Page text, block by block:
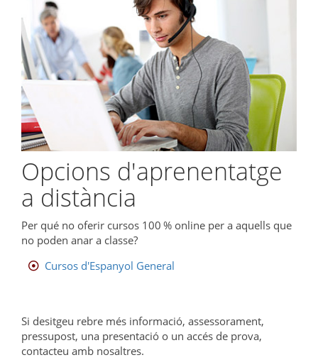
Opcions d'aprenentatge
a distància
Per qué no oferir cursos 100 % online per a aquells que
no poden anar a classe?
Cursos d'Espanyol General
Si desitgeu rebre més informació, assessorament,
pressupost, una presentació o un accés de prova,
contacteu amb nosaltres.